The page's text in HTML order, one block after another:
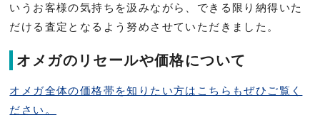
いうお客様の気持ちを汲みながら、できる限り納得いた
だける査定となるよう努めさせていただきました。
オメガのリセールや価格について
オメガ全体の価格帯を知りたい方はこちらもぜひご覧く
ださい。